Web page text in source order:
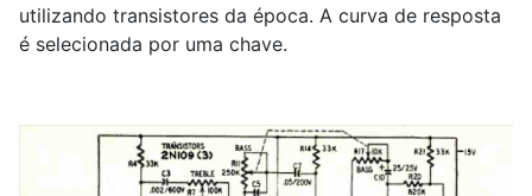
utilizando transistores da época. A curva de resposta
é selecionada por uma chave.